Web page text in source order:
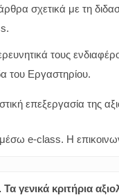
σχετικά με τη
τους
του Εργαστηρίου.
επεξεργασία της
e-class. Η
Τα γενικά κριτήρια